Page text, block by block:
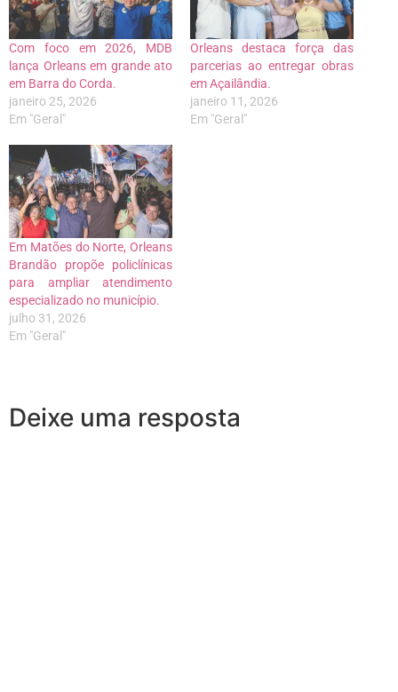
Com foco em 2026, MDB
lança Orleans em grande ato
em Barra do Corda.
janeiro 25, 2026
Em "Geral"
Orleans destaca força das
parcerias ao entregar obras
em Açailândia.
janeiro 11, 2026
Em "Geral"
Em Matões do Norte, Orleans
Brandão propõe policlínicas
para ampliar atendimento
especializado no município.
julho 31, 2026
Em "Geral"
Deixe uma resposta